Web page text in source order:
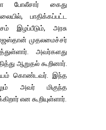
போலீசார் கைது
பாதிக்கப்பட்ட
இழப்பீடும், அரசு
முதலமைச்சர்
அவர்களது
ஆறுதல் கூறினார்.
கொண்டவர். இந்த
அவர் மிகுந்த
என கூறியுள்ளார்.